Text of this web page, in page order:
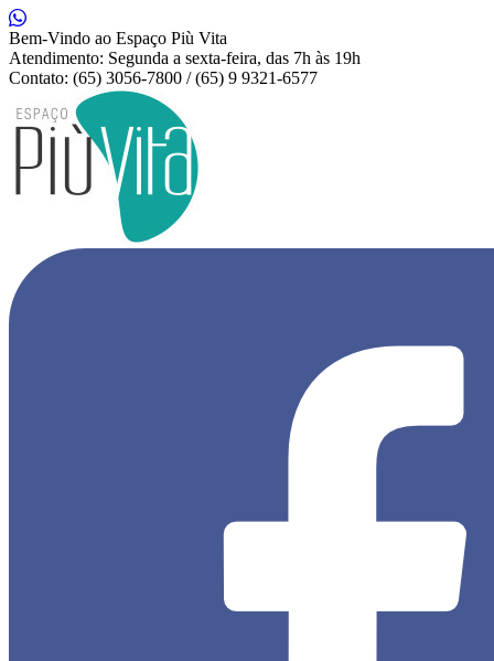
Bem-Vindo ao Espaço Più Vita
Atendimento: Segunda a sexta-feira, das 7h às 19h
Contato: (65) 3056-7800 / (65) 9 9321-6577